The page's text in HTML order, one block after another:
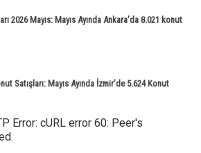
2026 Mayıs: Mayıs Ayında Ankara’da 8.021 konut
Satışları: Mayıs Ayında İzmir’de 5.624 Konut
Error: cURL error 60: Peer's